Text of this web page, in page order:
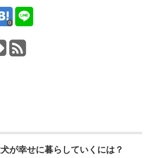
0
が幸せに暮らしていくには？